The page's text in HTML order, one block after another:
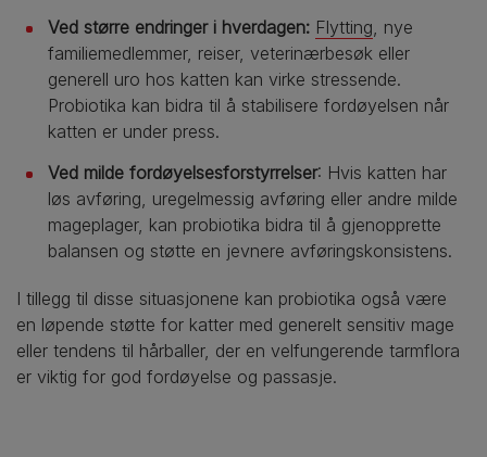
Ved større endringer i hverdagen: Flytting , nye
familiemedlemmer, reiser, veterinærbesøk eller
generell uro hos katten kan virke stressende.
Probiotika kan bidra til å stabilisere fordøyelsen når
katten er under press.
Ved milde fordøyelsesforstyrrelser: Hvis katten har
løs avføring, uregelmessig avføring eller andre milde
mageplager, kan probiotika bidra til å gjenopprette
balansen og støtte en jevnere avføringskonsistens.
I tillegg til disse situasjonene kan probiotika også være
en løpende støtte for katter med generelt sensitiv mage
eller tendens til hårballer, der en velfungerende tarmflora
er viktig for god fordøyelse og passasje.